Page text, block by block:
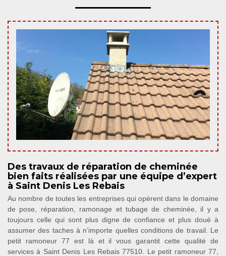
Des travaux de réparation de cheminée
bien faits réalisées par une équipe d’expert
à Saint Denis Les Rebais
Au nombre de toutes les entreprises qui opèrent dans le domaine
de pose, réparation, ramonage et tubage de cheminée, il y a
toujours celle qui sont plus digne de confiance et plus doué à
assumer des taches à n’importe quelles conditions de travail. Le
petit ramoneur 77 est là et il vous garantit cette qualité de
services à Saint Denis Les Rebais 77510. Le petit ramoneur 77,